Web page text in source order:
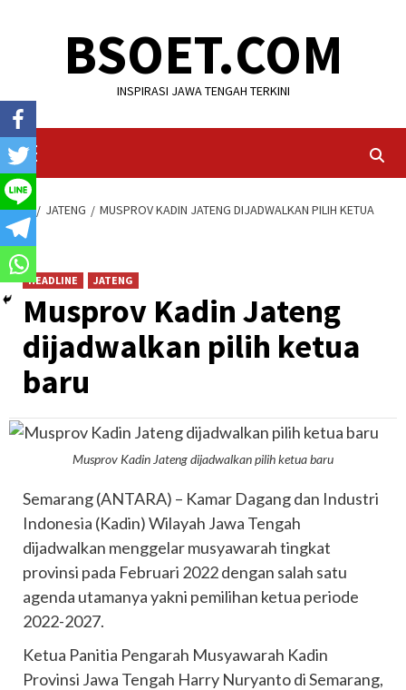
BSOET.COM
INSPIRASI JAWA TENGAH TERKINI
Primary
Menu
HOME JATENG
MUSPROV KADIN JATENG DIJADWALKAN PILIH KETUA
BARU
HEADLINE JATENG
Musprov Kadin Jateng
dijadwalkan pilih ketua
baru
Musprov Kadin Jateng dijadwalkan pilih ketua baru
Semarang (ANTARA) – Kamar Dagang dan Industri
Indonesia (Kadin) Wilayah Jawa Tengah
dijadwalkan menggelar musyawarah tingkat
provinsi pada Februari 2022 dengan salah satu
agenda utamanya yakni pemilihan ketua periode
2022-2027.
Ketua Panitia Pengarah Musyawarah Kadin
Provinsi Jawa Tengah Harry Nuryanto di Semarang,